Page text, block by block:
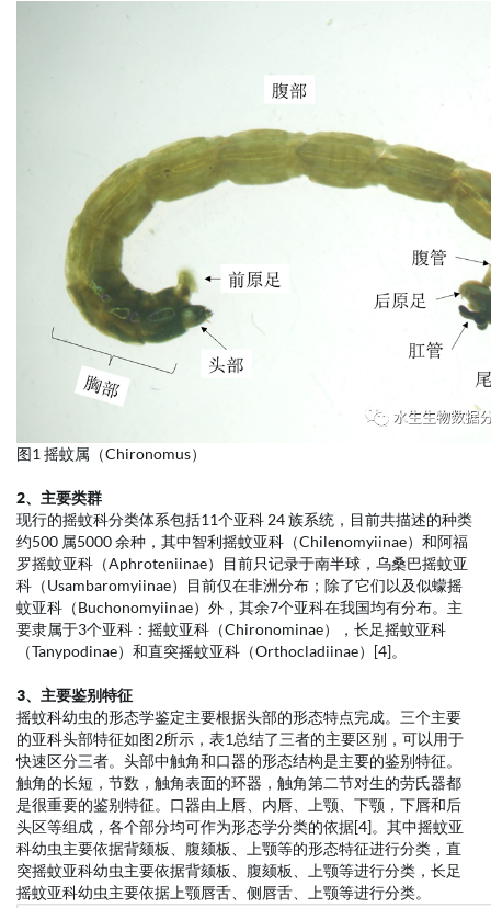
图1 摇蚊属（Chironomus）
2、主要类群
现行的摇蚊科分类体系包括11个亚科 24 族系统，目前共描述的种类
约500 属5000 余种，其中智利摇蚊亚科（Chilenomyiinae）和阿福
罗摇蚊亚科（Aphroteniinae）目前只记录于南半球，乌桑巴摇蚊亚
科（Usambaromyiinae）目前仅在非洲分布；除了它们以及似蠓摇
蚊亚科（Buchonomyiinae）外，其余7个亚科在我国均有分布。主
要隶属于3个亚科：摇蚊亚科（Chironominae），长足摇蚊亚科
（Tanypodinae）和直突摇蚊亚科（Orthocladiinae）[4]。
3、主要鉴别特征
摇蚊科幼虫的形态学鉴定主要根据头部的形态特点完成。三个主要
的亚科头部特征如图2所示，表1总结了三者的主要区别，可以用于
快速区分三者。头部中触角和口器的形态结构是主要的鉴别特征。
触角的长短，节数，触角表面的环器，触角第二节对生的劳氏器都
是很重要的鉴别特征。口器由上唇、内唇、上颚、下颚，下唇和后
头区等组成，各个部分均可作为形态学分类的依据[4]。其中摇蚊亚
科幼虫主要依据背颏板、腹颏板、上颚等的形态特征进行分类，直
突摇蚊亚科幼虫主要依据背颏板、腹颏板、上颚等进行分类，长足
摇蚊亚科幼虫主要依据上颚唇舌、侧唇舌、上颚等进行分类。